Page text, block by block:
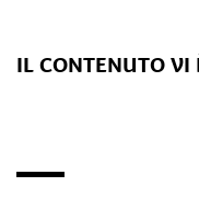
IL CONTENUTO VI